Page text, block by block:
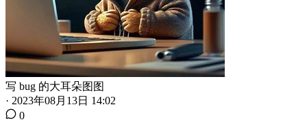
写 bug 的大耳朵图图
· 2023年08月13日 14:02
0